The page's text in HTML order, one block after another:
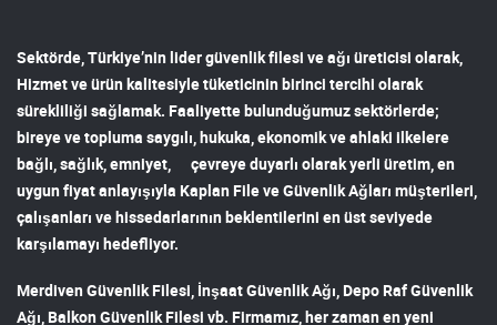
Sektörde, Türkiye’nin lidergüvenlik filesi ve ağı üreticisi olarak,
Hizmet ve ürün kalitesiyle tüketicinin birinci tercihi olarak
sürekliliği sağlamak. Faaliyette bulunduğumuz sektörlerde;
bireye ve topluma saygılı, hukuka, ekonomik ve ahlaki ilkelere
bağlı, sağlık, emniyet, çevreye duyarlı olarak yerli üretim, en
uygun fiyat anlayışıyla Kaplan File ve Güvenlik Ağları müşterileri,
çalışanları ve hissedarlarının beklentilerini en üst seviyede
karşılamayı hedefliyor.
Merdiven Güvenlik Filesi, İnşaat Güvenlik Ağı, Depo Raf Güvenlik
Ağı, Balkon Güvenlik Filesi vb. Firmamız, her zaman en yeni